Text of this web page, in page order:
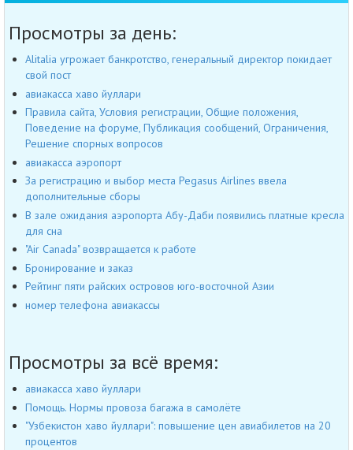
Просмотры за день:
Alitalia угрожает банкротство, генеральный директор покидает
свой пост
авиакасса хаво йуллари
Правила сайта, Условия регистрации, Общие положения,
Поведение на форуме, Публикация сообщений, Ограничения,
Решение спорных вопросов
авиакасса аэропорт
За регистрацию и выбор места Pegasus Airlines ввела
дополнительные сборы
В зале ожидания аэропорта Абу-Даби появились платные кресла
для сна
"Air Canada" возвращается к работе
Бронирование и заказ
Рейтинг пяти райских островов юго-восточной Азии
номер телефона авиакассы
Просмотры за всё время:
авиакасса хаво йуллари
Помощь. Нормы провоза багажа в самолёте
"Узбекистон хаво йуллари": повышение цен авиабилетов на 20
процентов